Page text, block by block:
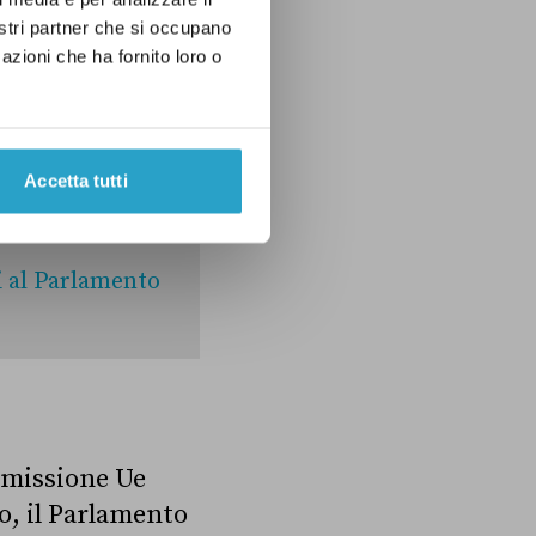
partner che si occupano
che ha fornito loro o
Accetta tutti
la
il Parlamento
Parlamento
Ue
il Parlamento